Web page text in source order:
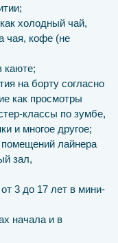
холодный чай,
чая, кофе (не
каюте;
на борту согласно
как просмотры
классы по зумбе,
и многое другое;
лайнера
зал,
3 до 17 лет в мини-
начала и в